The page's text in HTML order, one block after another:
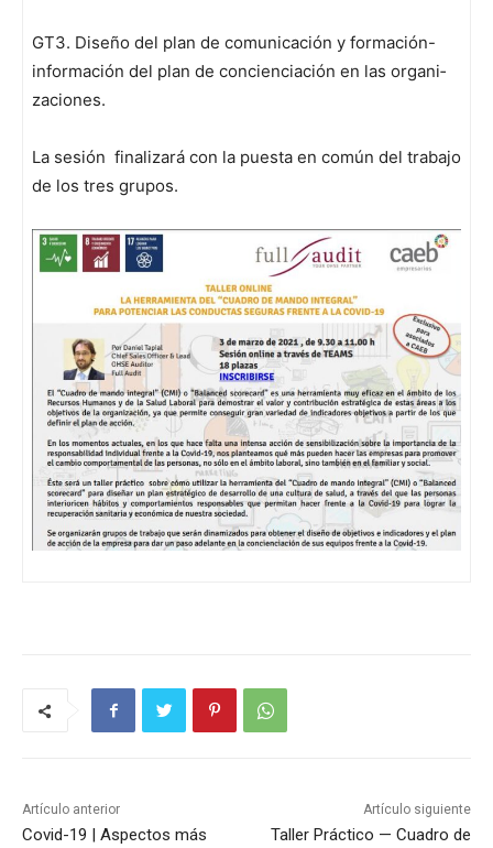
GT3. Dis­eño del plan de comu­ni­cación y for­ma­ción-
infor­ma­ción del plan de con­cien­ciación en las orga­ni­
za­ciones.
La sesión finalizará con la pues­ta en común del tra­ba­jo
de los tres gru­pos.
Artículo anterior
Covid-19 | Aspectos más
Artículo siguiente
Taller Práctico — Cuadro de